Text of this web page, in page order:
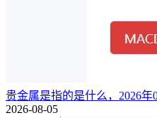
贵金属是指的是什么，2026年
2026-08-05